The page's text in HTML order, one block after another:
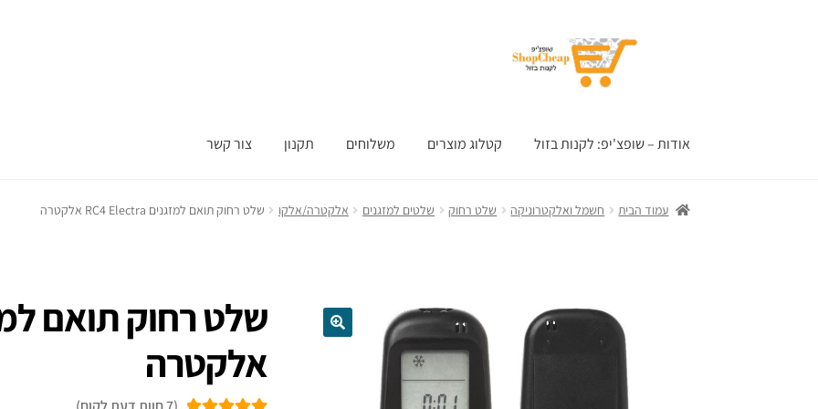
אודות – שופצ'יפ: לקנות בזול קטלוג מוצרים משלוחים תקנון צור קשר
עמוד הבית חשמל ואלקטרוניקה שלט רחוק שלטים למזגנים אלקטרה/אלקו שלט רחוק תואם למזגנים RC4 Electra אלקטרה
אלקטרה